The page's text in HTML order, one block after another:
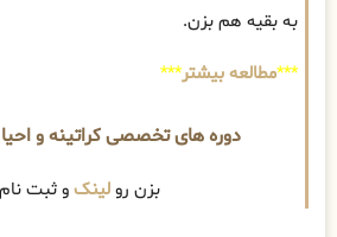
به بقیه هم بزن.
***مطالعه بیشتر***
دوره های تخصصی کراتینه و
بزن رولینکو ثبت